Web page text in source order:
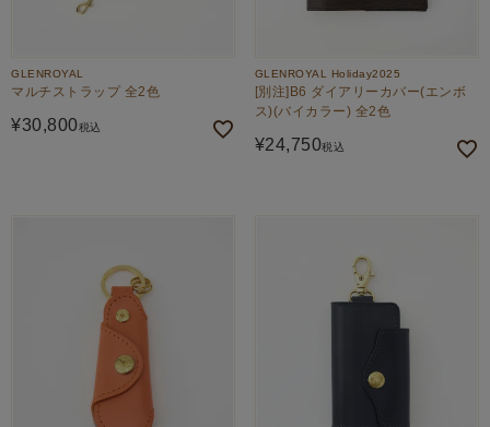
GLENROYAL
マルチストラップ 全2色
¥30,800税込
GLENROYAL Holiday2025
[別注]B6 ダイアリーカバー(エンボ
ス)(バイカラー) 全2色
¥24,750税込